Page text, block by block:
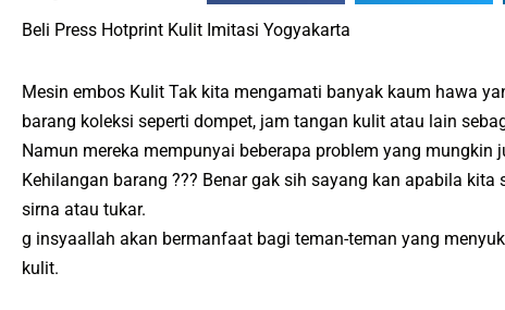
Beli Press Hotprint Kulit Imitasi Yogyakarta
Mesin embos Kulit Tak kita mengamati banyak kaum hawa
barang koleksi seperti dompet, jam tangan kulit atau lain
Namun mereka mempunyai beberapa problem yang mungkin
Kehilangan barang ??? Benar gak sih sayang kan apabila
sirna atau tukar.
g insyaallah akan bermanfaat bagi teman-teman yang
kulit.